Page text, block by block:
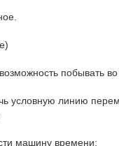
побывать
условную линию
машину времени;